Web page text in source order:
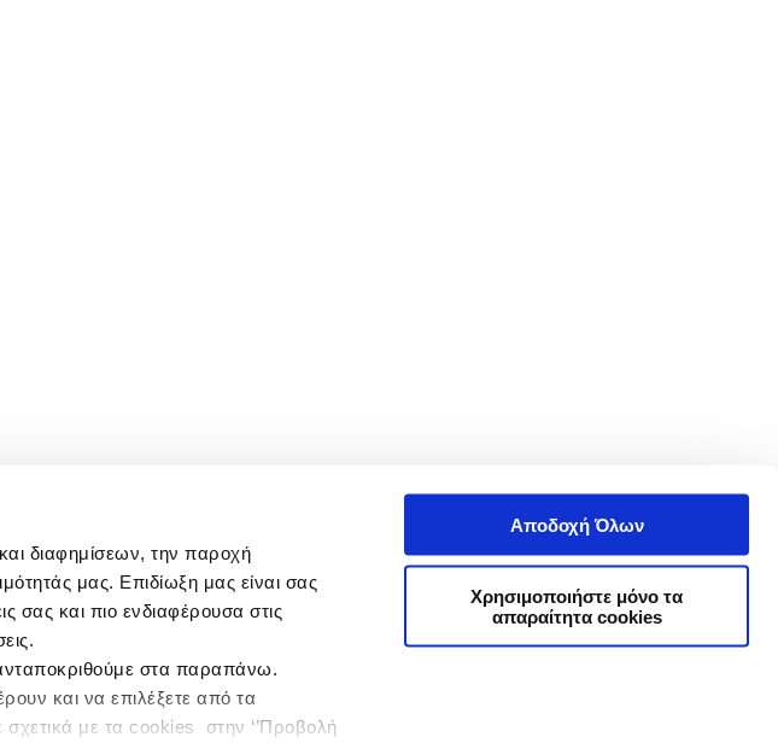
διαφημίσεων, την παροχή
μας. Επιδίωξη μας είναι σας
σας και πιο ενδιαφέρουσα στις
στα παραπάνω.
και να επιλέξετε από τα
σχετικά με τα cookies στην ‘’Προβολή
Αποδοχή Όλων
Χρησιμοποιήστε μόνο τα
απαραίτητα cookies